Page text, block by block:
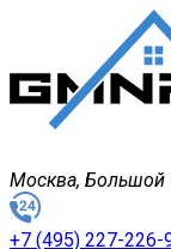
Москва, Большой
+7 (495) 227-226-